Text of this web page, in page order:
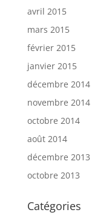
avril 2015
mars 2015
février 2015
janvier 2015
décembre 2014
novembre 2014
octobre 2014
août 2014
décembre 2013
octobre 2013
Catégories